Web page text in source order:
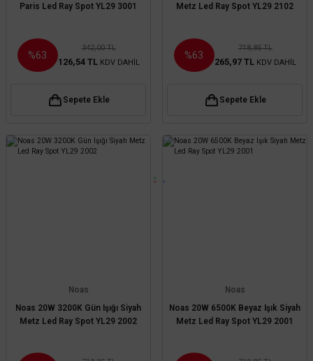
Paris Led Ray Spot YL29 3001
%63
342,00 TL
126,54 TL KDV DAHİL
Sepete Ekle
Metz Led Ray Spot YL29 2102
%63
718,85 TL
265,97 TL KDV DAHİL
Sepete Ekle
Noas
Noas 20W 3200K Gün Işığı Siyah
Metz Led Ray Spot YL29 2002
Noas
Noas 20W 6500K Beyaz Işık Siyah
Metz Led Ray Spot YL29 2001